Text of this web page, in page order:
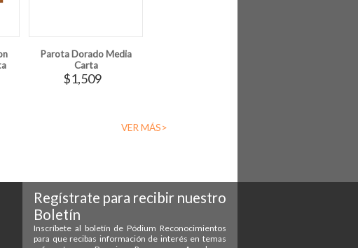
Parota Dorado Media
Carta
$1,509
VER MÁS>